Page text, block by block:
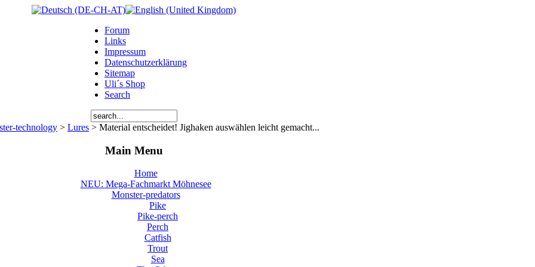
Forum
Links
Impressum
Datenschutzerklärung
Sitemap
Uli´s Shop
Search
technology > Lures > Material entscheidet! Jighaken auswählen leicht gemacht...
Main Menu
Home
NEU: Mega-Fachmarkt Möhnesee
Monster-predators
Pike
Pike-perch
Perch
Catfish
Trout
Sea